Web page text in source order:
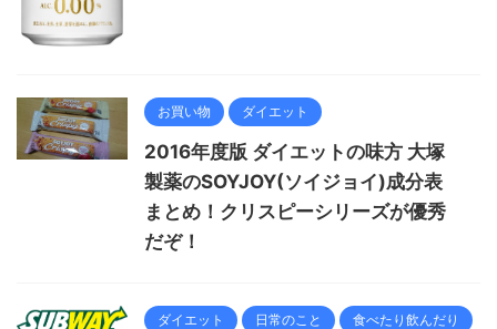
お買い物 ダイエット
2016年度版 ダイエットの味方 大塚
製薬のSOYJOY(ソイジョイ)成分表
まとめ！クリスピーシリーズが優秀
だぞ！
ダイエット 日常のこと 食べたり飲んだり